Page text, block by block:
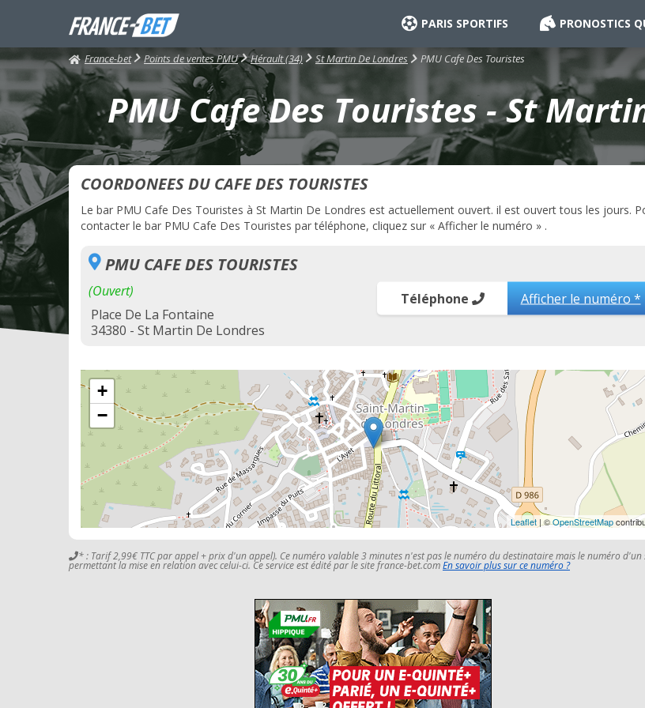
PARIS SPORTIFS PRONOSTICS
France-bet Points de ventes PMU Hérault (34) St Martin De Londres PMU Cafe Des Touristes
PMU Cafe Des Touristes - St
COORDONEES DU CAFE DES TOURISTES
Le bar PMU Cafe Des Touristes à St Martin De Londres est actuellement ouvert. il est ouvert tous les jours.
contacter le bar PMU Cafe Des Touristes par téléphone, cliquez sur « Afficher le numéro » .
PMU CAFE DES TOURISTES
(Ouvert)
Place De La Fontaine
34380 - St Martin De Londres
Téléphone Afficher le numéro *
+
−
Leaflet | ©OpenStreetMap
* : Tarif 2,99€ TTC par appel + prix d'un appel). Ce numéro valable 3 minutes n'est pas le numéro du destinataire mais le numéro d'un
permettant la mise en relation avec celui-ci. Ce service est édité par le site france-bet.comEn savoir plus sur ce numéro ?